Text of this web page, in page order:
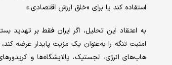
استفاده کند یا برای «خلق ارزش اقتصادی.»
به اعتقاد این تحلیل، اگر ایران فقط بر تهدید
امنیت تنگه را به‌عنوان یک مزیت پایدار عرضه
هاب‌های انرژی، لجستیک، پالایشگاه‌ها و